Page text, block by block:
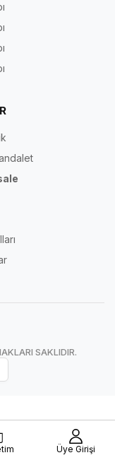
SAKLIDIR.
Üye Girişi